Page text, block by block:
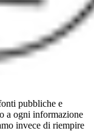
pubbliche e
a ogni informazione
invece di riempire